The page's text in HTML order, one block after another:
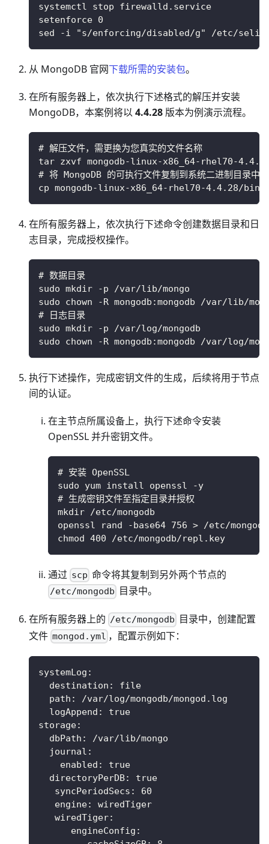
systemctl stop firewalld.service
setenforce 0
sed -i "s/enforcing/disabled/g" /etc/
从 MongoDB 官网下载所需的安装包。
在所有服务器上，依次执行下述格式的解压并安装
MongoDB，本案例将以 4.4.28 版本为例演示流程。
# 解压文件，需更换为您真实的文件名称
tar zxvf mongodb-linux-x86_64-rhel70-
# 将 MongoDB 的可执行文件复制到系统二进制目录中
cp mongodb-linux-x86_64-rhel70-4.4.28/
在所有服务器上，依次执行下述命令创建数据目录和日
志目录，完成授权操作。
# 数据目录
sudo mkdir -p /var/lib/mongo
sudo chown -R mongodb:mongodb /var/lib/
# 日志目录
sudo mkdir -p /var/log/mongodb
sudo chown -R mongodb:mongodb /var/log/
执行下述操作，完成密钥文件的生成，后续将用于节点
间的认证。
在主节点所属设备上，执行下述命令安装
OpenSSL 并升密钥文件。
# 安装 OpenSSL
sudo yum install openssl -y
# 生成密钥文件至指定目录并授权
mkdir /etc/mongodb
openssl rand -base64 756 > /etc/
chmod 400 /etc/mongodb/repl.key
通过 scp 命令将其复制到另外两个节点的
/etc/mongodb 目录中。
在所有服务器上的 /etc/mongodb 目录中，创建配置
文件 mongod.yml ，配置示例如下：
systemLog :
destination :
file
path :
/var/log/mongodb/mongod.log
logAppend :
true
storage:
dbPath :
/var/lib/mongo
journal :
enabled :
true
directoryPerDB:
true
syncPeriodSecs :
60
engine:
wiredTiger
wiredTiger:
engineConfig :